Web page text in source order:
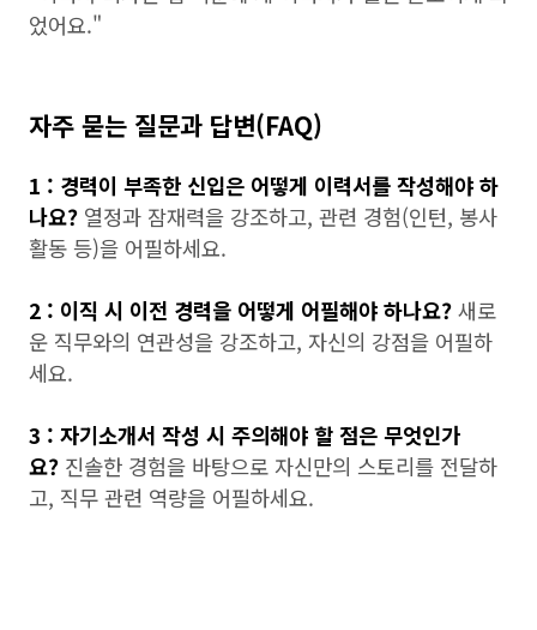
었어요."
자주 묻는 질문과 답변(FAQ)
1 : 경력이 부족한 신입은 어떻게 이력서를 작성해야 하
나요? 열정과 잠재력을 강조하고, 관련 경험(인턴, 봉사
활동 등)을 어필하세요.
2 : 이직 시 이전 경력을 어떻게 어필해야 하나요? 새로
운 직무와의 연관성을 강조하고, 자신의 강점을 어필하
세요.
3 : 자기소개서 작성 시 주의해야 할 점은 무엇인가
요? 진솔한 경험을 바탕으로 자신만의 스토리를 전달하
고, 직무 관련 역량을 어필하세요.